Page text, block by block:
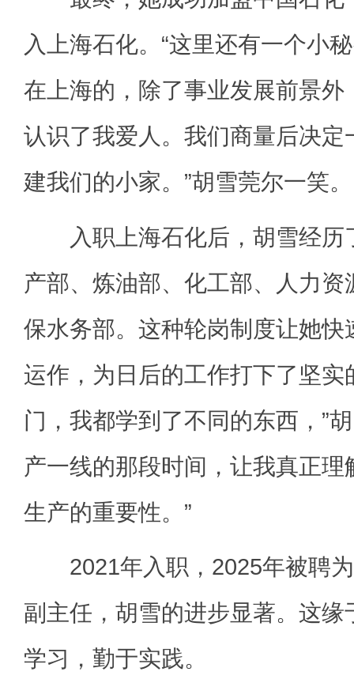
入上海石化。“这里还有一个小
在上海的，除了事业发展前景外
认识了我爱人。我们商量后决定
建我们的小家。”胡雪莞尔一笑。
入职上海石化后，胡雪经历
产部、炼油部、化工部、人力
保水务部。这种轮岗制度让她快
运作，为日后的工作打下了坚实
门，我都学到了不同的东西，”
产一线的那段时间，让我真正
生产的重要性。”
2021年入职，2025年被聘为
副主任，胡雪的进步显著。这
学习，勤于实践。